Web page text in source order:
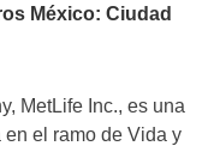
México: Ciudad
MetLife Inc., es una
el ramo de Vida y